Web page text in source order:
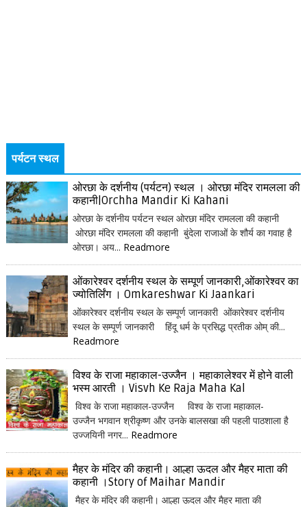
पर्यटन स्थल
ओरछा के दर्शनीय (पर्यटन) स्थल । ओरछा मंदिर रामलला की
कहानी|Orchha Mandir Ki Kahani
ओरछा के दर्शनीय पर्यटन स्थल ओरछा मंदिर रामलला की कहानी
ओरछा मंदिर रामलला की कहानी बुंदेला राजाओं के शौर्य का गवाह है
ओरछा। अय... Readmore
ओंकारेश्वर दर्शनीय स्थल के सम्पूर्ण जानकारी,ओंकारेश्वर का
ज्योतिर्लिंग । Omkareshwar Ki Jaankari
ओंकारेश्वर दर्शनीय स्थल के सम्पूर्ण जानकारी ओंकारेश्वर दर्शनीय
स्थल के सम्पूर्ण जानकारी हिंदू धर्म के प्रसिद्ध प्रतीक ओम् की...
Readmore
विश्व के राजा महाकाल-उज्जैन । महाकालेश्वर में होने वाली
भस्म आरती । Visvh Ke Raja Maha Kal
विश्व के राजा महाकाल-उज्जैन विश्व के राजा महाकाल-
उज्जैन भगवान श्रीकृष्ण और उनके बालसखा की पहली पाठशाला है
उज्जयिनी नगर... Readmore
मैहर के मंदिर की कहानी। आल्हा ऊदल और मैहर माता की
कहानी ।Story of Maihar Mandir
मैहर के मंदिर की कहानी। आल्हा ऊदल और मैहर माता की